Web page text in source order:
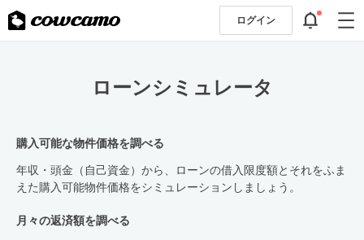
ログイン
ローンシミュレータ
購入可能な物件価格を調べる
年収・頭金（自己資金）から、ローンの借入限度額とそれをふま
えた購入可能物件価格をシミュレーションしましょう。
月々の返済額を調べる